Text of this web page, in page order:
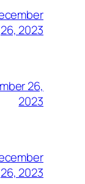
26, 2023
26,
2023
26, 2023